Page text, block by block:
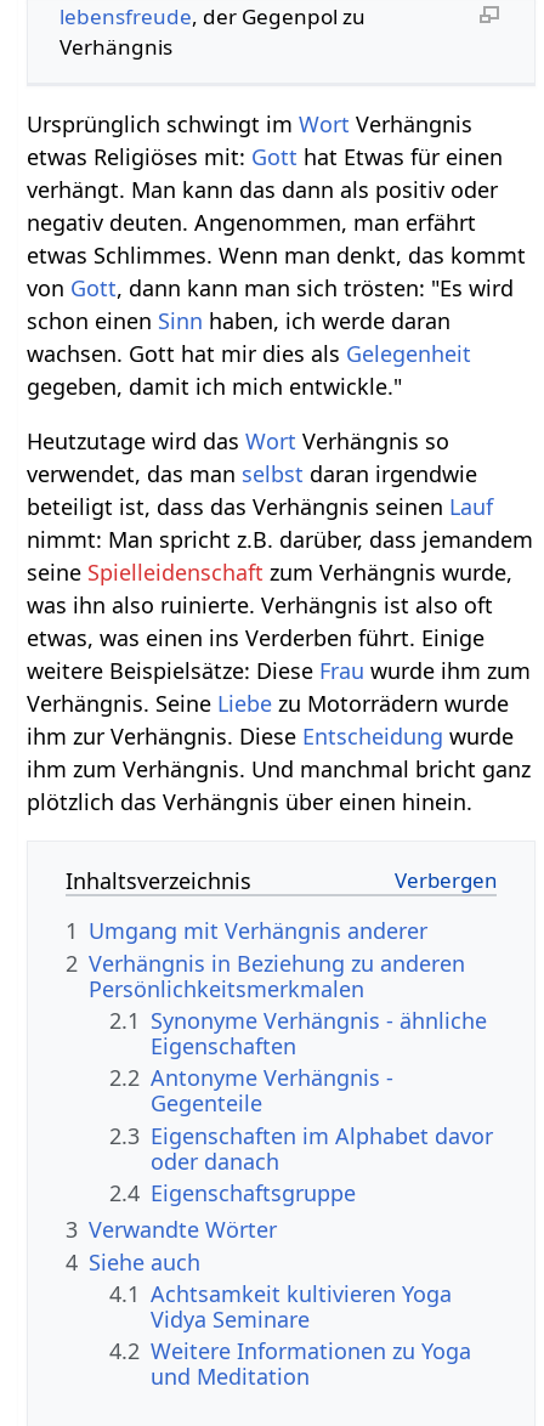
lebensfreude, der Gegenpol zu
Verhängnis
Ursprünglich schwingt imWort Verhängnis
etwas Religiöses mit: Gott hat Etwas für einen
verhängt. Man kann das dann als positiv oder
negativ deuten. Angenommen, man erfährt
etwas Schlimmes. Wenn man denkt, das kommt
von Gott, dann kann man sich trösten: "Es wird
schon einen Sinn haben, ich werde daran
wachsen. Gott hat mir dies als Gelegenheit
gegeben, damit ich mich entwickle."
Heutzutage wird dasWort Verhängnis so
verwendet, das man selbst daran irgendwie
beteiligt ist, dass das Verhängnis seinen Lauf
nimmt: Man spricht z.B. darüber, dass jemandem
seine Spielleidenschaft zum Verhängnis wurde,
was ihn also ruinierte. Verhängnis ist also oft
etwas, was einen ins Verderben führt. Einige
weitere Beispielsätze: Diese Frau wurde ihm zum
Verhängnis. Seine Liebe zu Motorrädern wurde
ihm zur Verhängnis. Diese Entscheidung wurde
ihm zum Verhängnis. Und manchmal bricht ganz
plötzlich das Verhängnis über einen hinein.
Inhaltsverzeichnis
1 Umgang mit Verhängnis anderer
2 Verhängnis in Beziehung zu anderen
Persönlichkeitsmerkmalen
2.1 Synonyme Verhängnis - ähnliche
Eigenschaften
2.2 Antonyme Verhängnis -
Gegenteile
2.3 Eigenschaften im Alphabet davor
oder danach
2.4 Eigenschaftsgruppe
3 Verwandte Wörter
4 Siehe auch
4.1 Achtsamkeit kultivieren Yoga
Vidya Seminare
4.2 Weitere Informationen zu Yoga
und Meditation